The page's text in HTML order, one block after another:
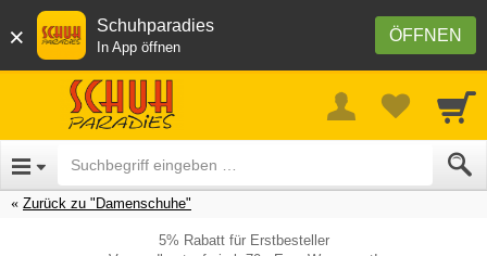
× ÖFFNEN
Schuhparadies
In App öffnen
Zurück zu "Damenschuhe"
5% Rabatt für Erstbesteller